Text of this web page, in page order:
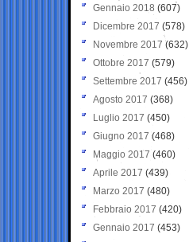
Gennaio 2018 (607)
Dicembre 2017 (578)
Novembre 2017 (632)
Ottobre 2017 (579)
Settembre 2017 (456)
Agosto 2017 (368)
Luglio 2017 (450)
Giugno 2017 (468)
Maggio 2017 (460)
Aprile 2017 (439)
Marzo 2017 (480)
Febbraio 2017 (420)
Gennaio 2017 (453)